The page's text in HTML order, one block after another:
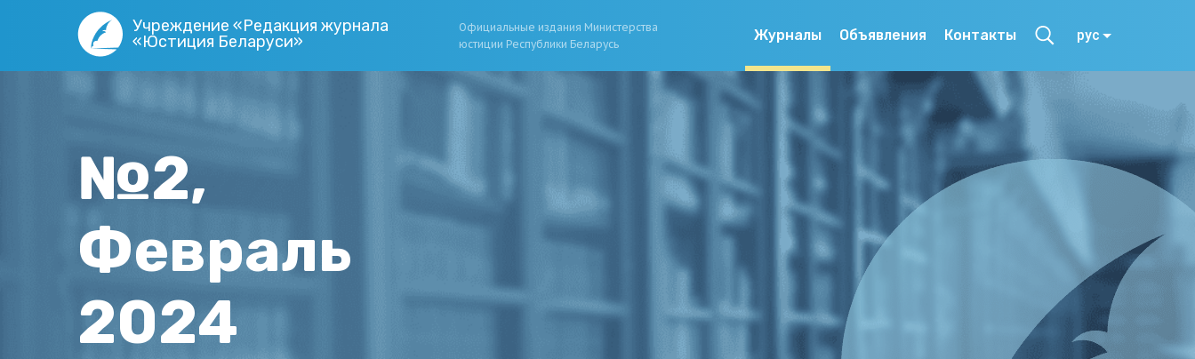
Учреждение «Редакция журнала
«Юстиция Беларуси»
Официальные издания Министерства
юстиции Республики Беларусь
Журналы Объявления Контакты рус
№2,
Февраль
2024